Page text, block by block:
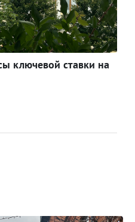
ключевой ставки на